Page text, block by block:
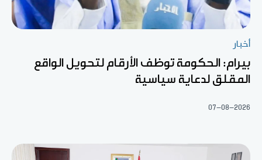
أخبار
بيرام: الحكومة توظف الأرقام لتحويل الواقع
المقلق لدعاية سياسية
07-08-2026